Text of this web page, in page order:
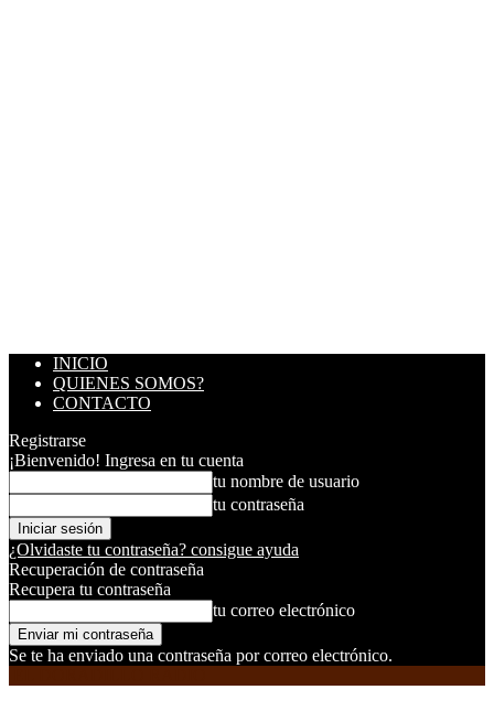
INICIO
QUIENES SOMOS?
CONTACTO
Registrarse
¡Bienvenido! Ingresa en tu cuenta
tu nombre de usuario
tu contraseña
¿Olvidaste tu contraseña? consigue ayuda
Recuperación de contraseña
Recupera tu contraseña
tu correo electrónico
Se te ha enviado una contraseña por correo electrónico.